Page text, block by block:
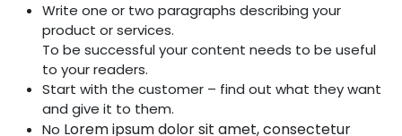
Write one or two paragraphs describing your
product or services.
To be successful your content needs to be useful
to your readers.
Start with the customer – find out what they want
and give it to them.
No Lorem ipsum dolor sit amet, consectetur